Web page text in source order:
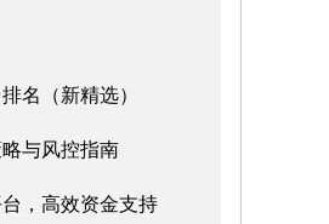
名（新精选）
与风控指南
，高效资金支持